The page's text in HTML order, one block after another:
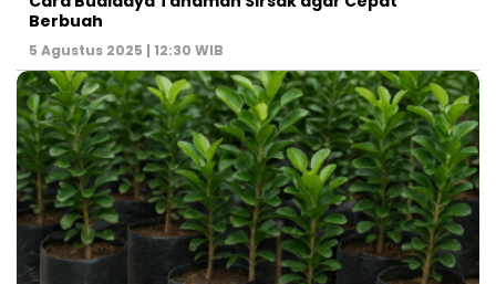
Berbuah
5 Agustus 2025 | 12:30 WIB